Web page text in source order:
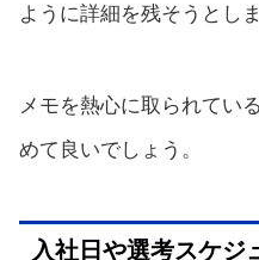
ように詳細を残そうとしま
メモを熱心に取られてい
めて良いでしょう。
入社日や選考スケジ